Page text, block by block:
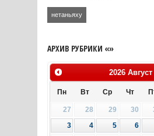
нетаньяху
АРХИВ РУБРИКИ «»
2026 Август
Пн Вт Ср Чт
27 28 29 30
3
4 5 6